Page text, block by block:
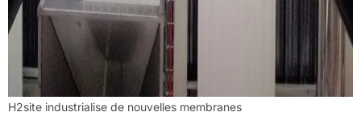
H2site industrialise de nouvelles membranes